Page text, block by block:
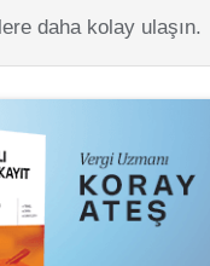
daha kolay ulaşın.